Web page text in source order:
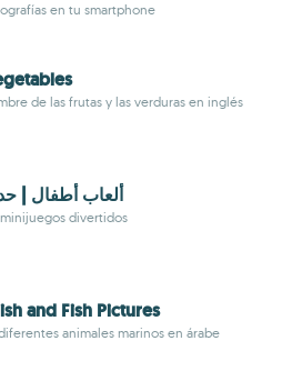
en tu smartphone
de las frutas y las verduras en inglés
divertidos
and Fish Pictures‎
animales marinos en árabe